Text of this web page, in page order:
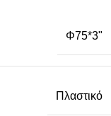
Φ75*3"
Πλαστικό